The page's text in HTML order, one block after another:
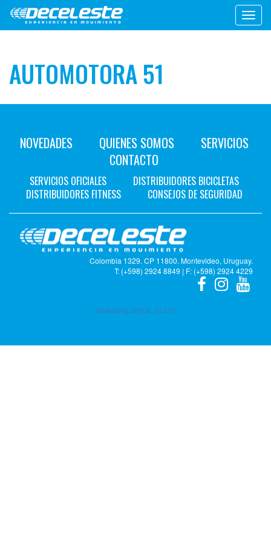
AUTOMOTORA 51
NOVEDADES QUIENES SOMOS
SERVICIOS
CONTACTO
SERVICIOS OFICIALES
DISTRIBUIDORES BICICLETAS
DISTRIBUIDORES FITNESS
CONSEJOS DE SEGURIDAD
Colombia 1329. CP 11800. Montevideo, Uruguay.
T: (+598) 2924 8849 | F: (+598) 2924 4229
Marketing Digital: ELE10